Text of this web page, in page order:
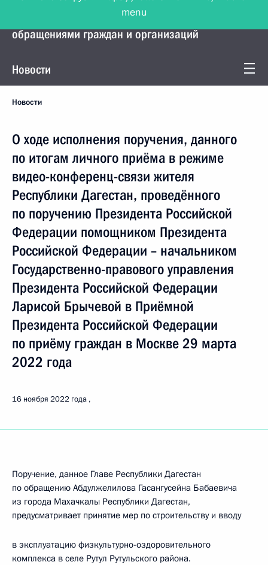
Управление Президента по работе с
обращениями граждан и организаций
Новости
Новости
О ходе исполнения поручения, данного
по итогам личного приёма в режиме
видео-конференц-связи жителя
Республики Дагестан, проведённого
по поручению Президента Российской
Федерации помощником Президента
Российской Федерации – начальником
Государственно-правового управления
Президента Российской Федерации
Ларисой Брычевой в Приёмной
Президента Российской Федерации
по приёму граждан в Москве 29 марта
2022 года
16 ноября 2022 года
Поручение, данное Главе Республики Дагестан
по обращению Абдулжелилова Гасангусейна Бабаевича
из города Махачкалы Республики Дагестан,
предусматривает принятие мер по строительству и вводу
в эксплуатацию физкультурно-оздоровительного
комплекса в селе Рутул Рутульского района.
menu